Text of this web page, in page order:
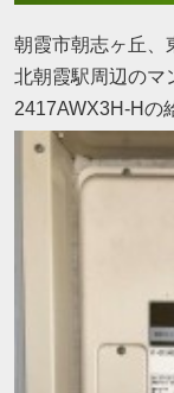
朝霞市朝志ヶ丘、
北朝霞駅周辺のマ
2417AWX3H-Hの